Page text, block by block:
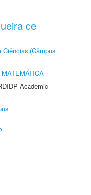
de
Ciências (Câmpus
Academic